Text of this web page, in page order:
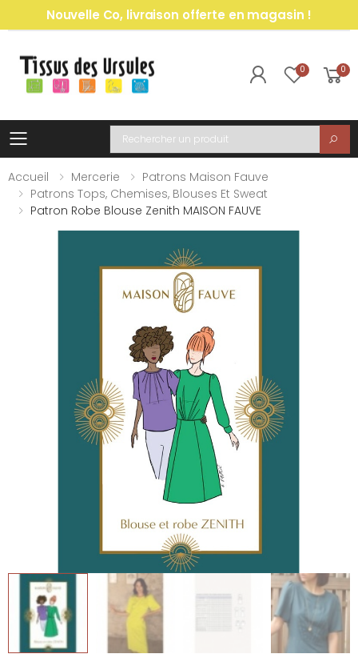
Nouvelle Co, livraison offerte en magasin !
0 0
Toggle mobile menu
Recherche
Accueil
Mercerie
Patrons Maison Fauve
Patrons Tops, Chemises, Blouses Et Sweat
Patron Robe Blouse Zenith MAISON FAUVE